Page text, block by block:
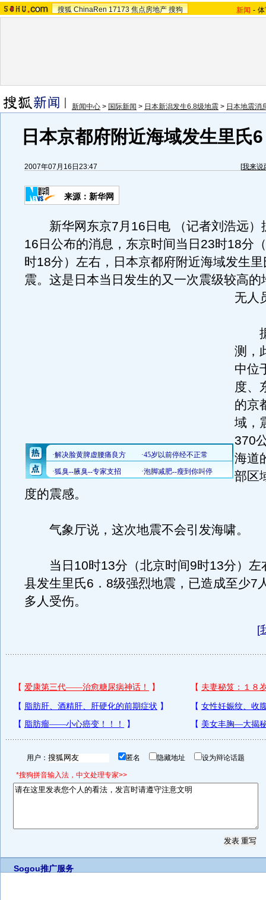
搜狐 ChinaRen 17173 焦点房地产 搜狗 新闻 -
新闻中心 > 国际新闻 > 日本新潟发生6.8级地震 > 日本地震消
日本京都府附近海域发生里氏
2007年07月16日23:47 [我来说
来源：新华网
新华网东京7月16日电 （记者刘浩远）
16日公布的消息，东京时间当日23时18分
时18分）左右，日本京都府附近海域发生
震。这是日本当日发生的又一次震级较高的
无人
据
测，
中位
度、
的京
域，
370
海道
部区
度的震感。
气象厅说，这次地震不会引发海啸。
当日10时13分（北京时间9时13分）左
县发生里氏6．8级强烈地震，已造成至少7
多人受伤。
[
用户： 匿名 隐藏地址 设为辩论话题
*搜狗拼音输入法，中文处理专家>>
Sogou推广服务